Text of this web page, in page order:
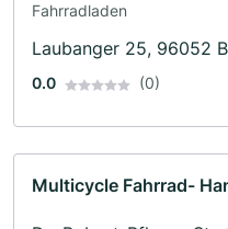
Fahrradladen
Laubanger 25, 96052
0.0 (0)
Multicycle Fahrrad-